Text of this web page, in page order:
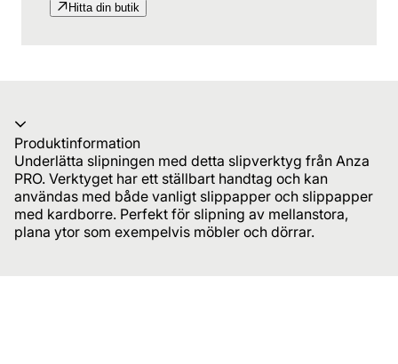
Hitta din butik
Produktinformation
Underlätta slipningen med detta slipverktyg från Anza
PRO. Verktyget har ett ställbart handtag och kan
användas med både vanligt slippapper och slippapper
med kardborre. Perfekt för slipning av mellanstora,
plana ytor som exempelvis möbler och dörrar.